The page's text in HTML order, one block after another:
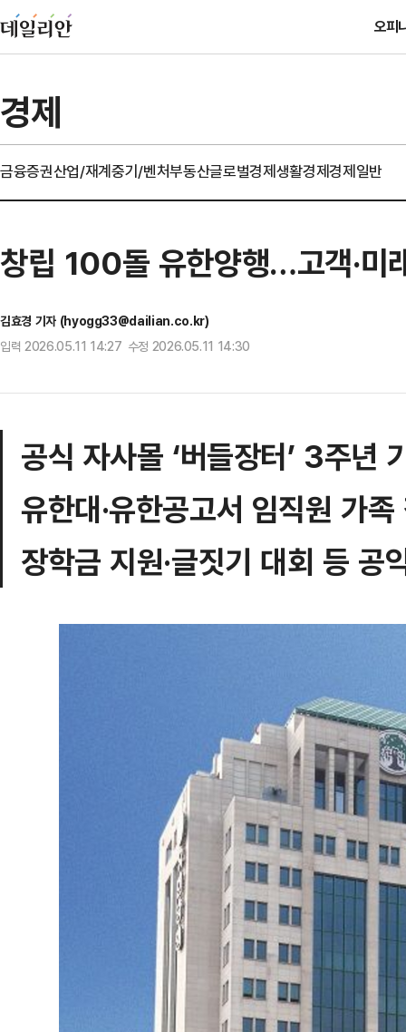
오피
경제
금융증권산업/재계중기/벤처부동산글로벌경제생활경제경제일반
창립 100돌 유한양행…고객·미
김효경 기자 (hyogg33@dailian.co.kr)
입력 2026.05.11 14:27 수정 2026.05.11 14:30
공식 자사몰 ‘버들장터’ 3주년
유한대·유한공고서 임직원 가
장학금 지원·글짓기 대회 등 공